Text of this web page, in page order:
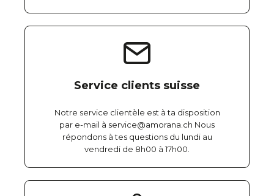
Service clients suisse
Notre service clientèle est à ta disposition
par e-mail à service@amorana.ch Nous
répondons à tes questions du lundi au
vendredi de 8h00 à 17h00.